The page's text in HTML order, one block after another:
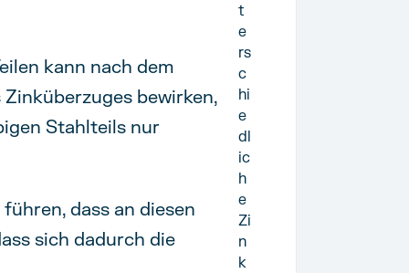
t
e
rs
c
hi
e
dl
ic
h
e
Zi
n
k
kann nach dem
bewirken,
Stahlteils nur
dass an diesen
sich dadurch die